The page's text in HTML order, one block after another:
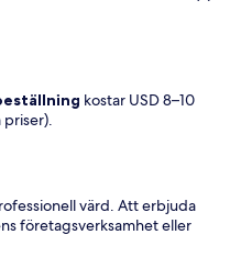
kostar USD 8–10
värd. Att erbjuda
företagsverksamhet eller